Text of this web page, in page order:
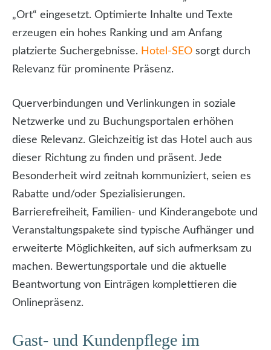
„Ort“ eingesetzt. Optimierte Inhalte und Texte
erzeugen ein hohes Ranking und am Anfang
platzierte Suchergebnisse. Hotel-SEO sorgt durch
Relevanz für prominente Präsenz.
Querverbindungen und Verlinkungen in soziale
Netzwerke und zu Buchungsportalen erhöhen
diese Relevanz. Gleichzeitig ist das Hotel auch aus
dieser Richtung zu finden und präsent. Jede
Besonderheit wird zeitnah kommuniziert, seien es
Rabatte und/oder Spezialisierungen.
Barrierefreiheit, Familien- und Kinderangebote und
Veranstaltungspakete sind typische Aufhänger und
erweiterte Möglichkeiten, auf sich aufmerksam zu
machen. Bewertungsportale und die aktuelle
Beantwortung von Einträgen komplettieren die
Onlinepräsenz.
Gast- und Kundenpflege im